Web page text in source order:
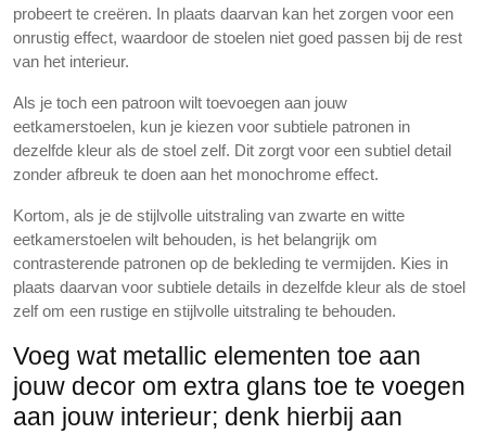
probeert te creëren. In plaats daarvan kan het zorgen voor een
onrustig effect, waardoor de stoelen niet goed passen bij de rest
van het interieur.
Als je toch een patroon wilt toevoegen aan jouw
eetkamerstoelen, kun je kiezen voor subtiele patronen in
dezelfde kleur als de stoel zelf. Dit zorgt voor een subtiel detail
zonder afbreuk te doen aan het monochrome effect.
Kortom, als je de stijlvolle uitstraling van zwarte en witte
eetkamerstoelen wilt behouden, is het belangrijk om
contrasterende patronen op de bekleding te vermijden. Kies in
plaats daarvan voor subtiele details in dezelfde kleur als de stoel
zelf om een rustige en stijlvolle uitstraling te behouden.
Voeg wat metallic elementen toe aan
jouw decor om extra glans toe te voegen
aan jouw interieur; denk hierbij aan